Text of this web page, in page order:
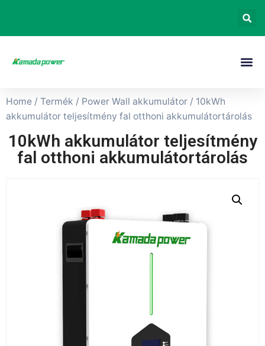
Home / Termék / Power Wall akkumulátor / 10kWh
akkumulátor teljesítmény fal otthoni akkumulátortárolás
10kWh akkumulátor teljesítmény
fal otthoni akkumulátortárolás